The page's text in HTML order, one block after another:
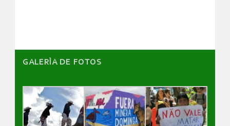
GALERÌA DE FOTOS